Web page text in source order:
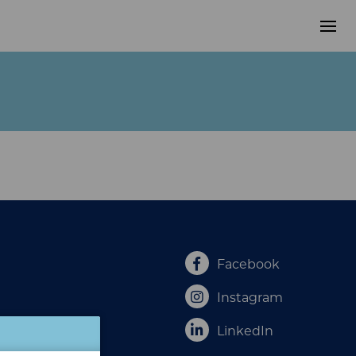
Facebook
Instagram
LinkedIn